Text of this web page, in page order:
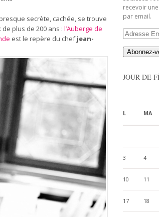
secrète, cachée, se trouve
plus de 200 ans : l’Auberge de
est le repère du chefjean-
recevoir
par email.
Adresse
Email
JOUR DE
L MA
3 4
10 11
17 18